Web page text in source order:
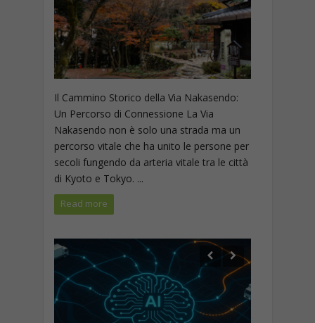
Il Cammino Storico della Via Nakasendo:
Un Percorso di Connessione La Via
Nakasendo non è solo una strada ma un
percorso vitale che ha unito le persone per
secoli fungendo da arteria vitale tra le città
di Kyoto e Tokyo. ...
Read more